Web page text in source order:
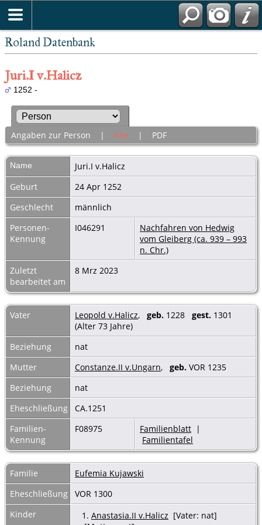
Roland Datenbank
Juri.I v.Halicz
1252 -
Angaben zur Person | Alle | PDF
Name Juri.I v.Halicz
Geburt
24 Apr 1252
Geschlecht
männlich
Personen-
Kennung
I046291
Nachfahren von Hedwig
vom Gleiberg (ca. 939 – 993
n. Chr.)
Zuletzt
bearbeitet am
8 Mrz 2023
Vater Leopold v.Halicz, geb. 1228 gest. 1301
(Alter 73 Jahre)
Beziehung
nat
Mutter
Constanze.II v.Ungarn, geb. VOR 1235
Beziehung
nat
Eheschließung
CA.1251
Familien-
Kennung
F08975 Familienblatt |
Familientafel
Familie
Eufemia Kujawski
Eheschließung
VOR 1300
Kinder
1. Anastasia.II v.Halicz [Vater: nat]